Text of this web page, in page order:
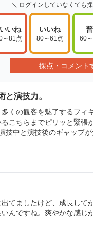
＼ ログインしていなくても
いね
～81点
いいね
80～61点 60
採点・コメント
と演技力。
くの観客を魅了するフ
こちらまでピリッと緊
中と演技後のギャップが
てましたけど、成長し
んですね。爽やかな感